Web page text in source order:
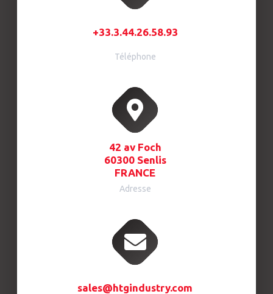
+33.3.44.26.58.93
Téléphone
42 av Foch
60300 Senlis
FRANCE
Adresse
sales@htgindustry.com